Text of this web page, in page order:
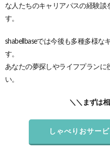
な人たちのキャリアパスの経験談
す。
shabellbaseでは今後も多種多様な
す。
あなたの夢探しやライフプランに
い。
＼＼まずは
しゃべりおサー